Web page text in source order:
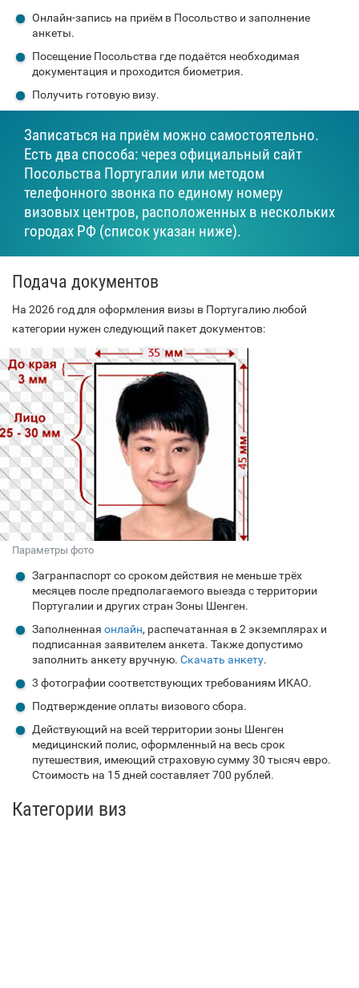
Онлайн-запись на приём в Посольство и заполнение
анкеты.
Посещение Посольства где подаётся необходимая
документация и проходится биометрия.
Получить готовую визу.
Записаться на приём можно самостоятельно.
Есть два способа: через официальный сайт
Посольства Португалии или методом
телефонного звонка по единому номеру
визовых центров, расположенных в нескольких
городах РФ (список указан ниже).
Подача документов
На 2026 год для оформления визы в Португалию любой
категории нужен следующий пакет документов:
Параметры фото
Загранпаспорт со сроком действия не меньше трёх
месяцев после предполагаемого выезда с территории
Португалии и других стран Зоны Шенген.
Заполненная онлайн, распечатанная в 2 экземплярах и
подписанная заявителем анкета. Также допустимо
заполнить анкету вручную. Скачать анкету.
3 фотографии соответствующих требованиям ИКАО.
Подтверждение оплаты визового сбора.
Действующий на всей территории зоны Шенген
медицинский полис, оформленный на весь срок
путешествия, имеющий страховую сумму 30 тысяч евро.
Стоимость на 15 дней составляет 700 рублей.
Категории виз